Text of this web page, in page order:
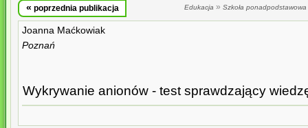
« poprzednia publikacja Edukacja » Szkoła ponadpodstawowa
Joanna Maćkowiak
Poznań
Wykrywanie anionów - test sprawdzający